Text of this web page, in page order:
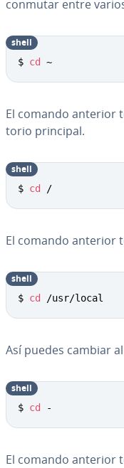
conmutar entre
$ cd ~
shell
El comando anterior
to­rio principal.
$ cd /
shell
El comando anterior
$ cd /usr/local
shell
Así puedes cambiar
$ cd -
shell
El comando anterior